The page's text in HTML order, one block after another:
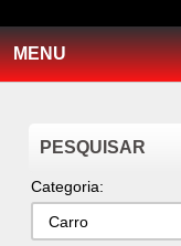
MENU
PESQUISAR
Categoria: